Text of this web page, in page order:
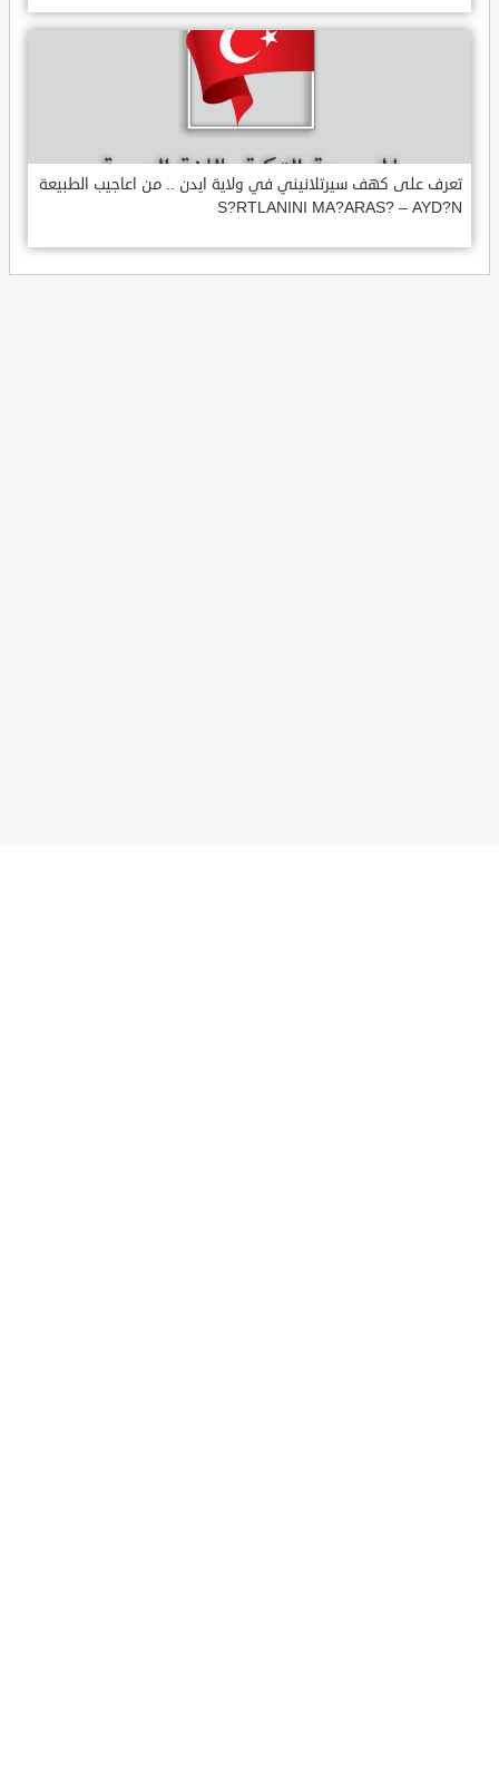
تعرف على كهف سيرتلانيني في ولاية ايدن .. من اعاجيب الطبيعة
S?RTLANINI MA?ARAS? – AYD?N